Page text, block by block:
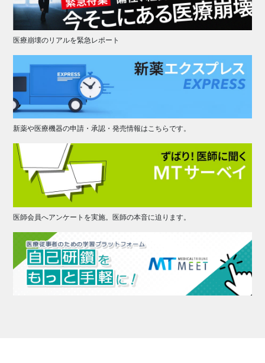
医療崩壊のリアルを緊急レポート
新薬や医療機器の申請・承認・発売情報はこちらです。
医師会員へアンケートを実施。医師の本音に迫ります。